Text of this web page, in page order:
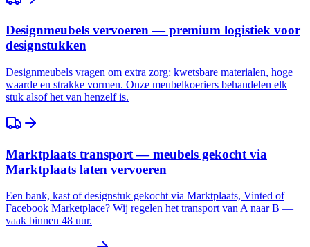
Designmeubels vervoeren — premium logistiek voor
designstukken
Designmeubels vragen om extra zorg: kwetsbare materialen, hoge
waarde en strakke vormen. Onze meubelkoeriers behandelen elk
stuk alsof het van henzelf is.
Marktplaats transport — meubels gekocht via
Marktplaats laten vervoeren
Een bank, kast of designstuk gekocht via Marktplaats, Vinted of
Facebook Marketplace? Wij regelen het transport van A naar B —
vaak binnen 48 uur.